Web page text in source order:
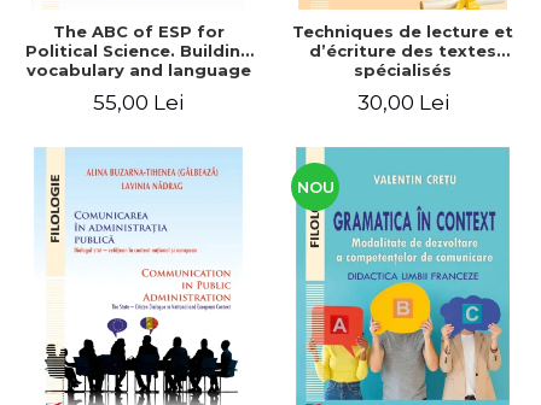
The ABC of ESP for
Political Science. Building
vocabulary and language
55,00 Lei
Techniques de lecture et
d’écriture des textes
spécialisés
30,00 Lei
NOU